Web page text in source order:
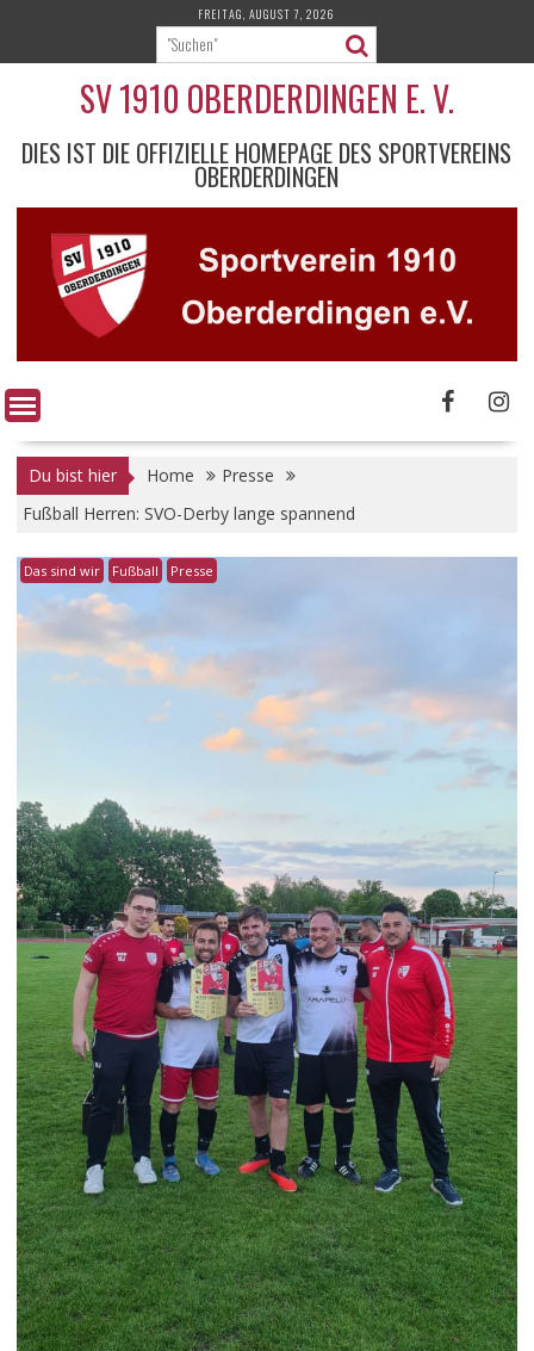
content
FREITAG, AUGUST 7, 2026
SV 1910 OBERDERDINGEN E. V.
DIES IST DIE OFFIZIELLE HOMEPAGE DES SPORTVEREINS
OBERDERDINGEN
Du bist hier Home
Presse
Fußball Herren: SVO-Derby lange spannend
Das sind wir Fußball Presse